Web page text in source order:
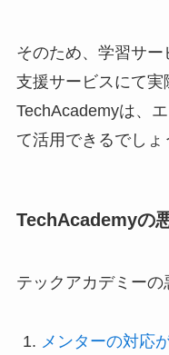
そのため、学習サ
支援サービスにて
TechAcademyは、
て活用できるでしょ
TechAcademyの
テックアカデミーの
メンターの対応